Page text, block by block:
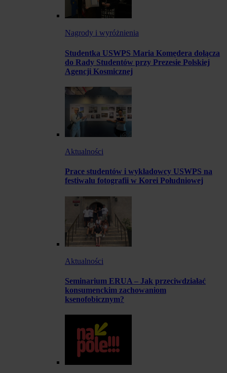
Nagrody i wyróżnienia
Studentka USWPS Maria Komędera dołącza
do Rady Studentów przy Prezesie Polskiej
Agencji Kosmicznej
Aktualności
Prace studentów i wykładowcy USWPS na
festiwalu fotografii w Korei Południowej
Aktualności
Seminarium ERUA – Jak przeciwdziałać
konsumenckim zachowaniom
ksenofobicznym?